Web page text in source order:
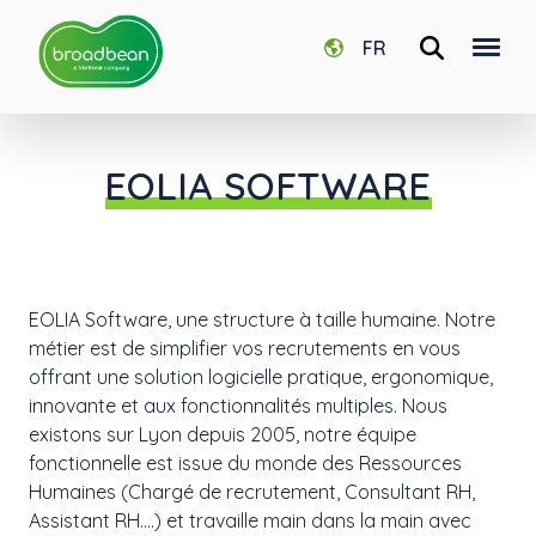
FR
EOLIA SOFTWARE
EOLIA Software, une structure à taille humaine. Notre
métier est de simplifier vos recrutements en vous
offrant une solution logicielle pratique, ergonomique,
innovante et aux fonctionnalités multiples. Nous
existons sur Lyon depuis 2005, notre équipe
fonctionnelle est issue du monde des Ressources
Humaines (Chargé de recrutement, Consultant RH,
Assistant RH….) et travaille main dans la main avec